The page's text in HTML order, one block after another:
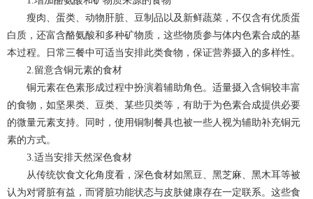
瘦肉、蛋类、动物肝脏、豆制品以及新鲜蔬菜，不仅含有优质蛋
白质，还富含酪氨酸和多种矿物质，这些物质参与体内色素合成的基
本过程。日常三餐中可适当安排此类食物，保证营养摄入的多样性。
2.留意含铜元素的食材
铜元素在色素形成过程中扮演着辅助角色。适量摄入含铜较丰富
的食物，如坚果类、豆类、某些贝类等，有助于为色素合成提供必要
的微量元素支持。同时，使用铜制餐具也被一些人视为辅助补充铜元
素的方式。
3.适当安排天然深色食材
从传统饮食文化角度看，深色食材如黑豆、黑芝麻、黑木耳等被
认为对肾脏有益，而肾脏功能状态与皮肤健康存在一定联系。这些食